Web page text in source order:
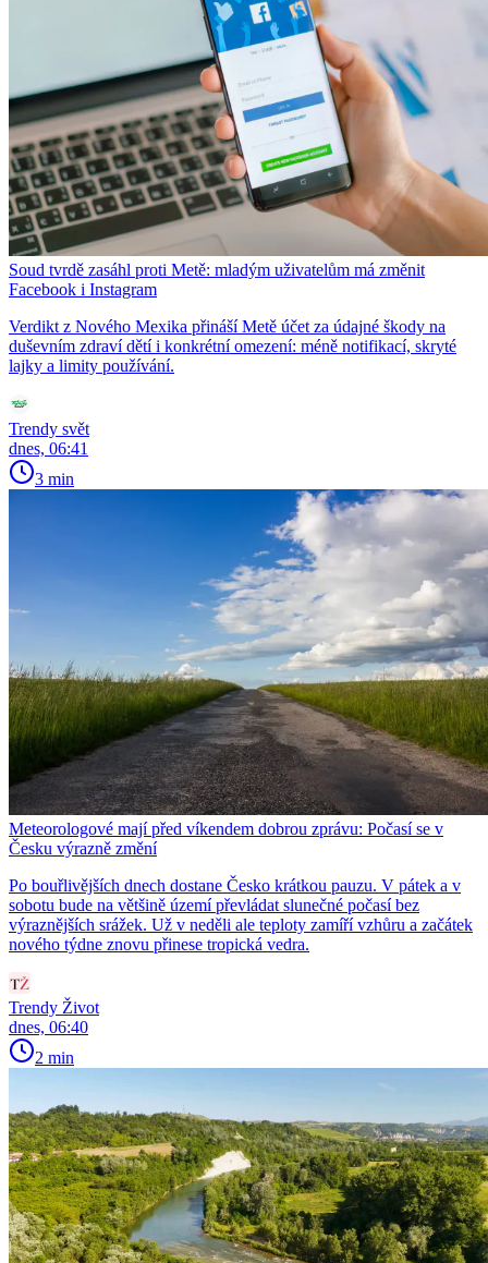
Soud tvrdě zasáhl proti Metě: mladým uživatelům má změnit
Facebook i Instagram
Verdikt z Nového Mexika přináší Metě účet za údajné škody na
duševním zdraví dětí i konkrétní omezení: méně notifikací, skryté
lajky a limity používání.
Trendy svět
dnes, 06:41
3 min
Meteorologové mají před víkendem dobrou zprávu: Počasí se v
Česku výrazně změní
Po bouřlivějších dnech dostane Česko krátkou pauzu. V pátek a v
sobotu bude na většině území převládat slunečné počasí bez
výraznějších srážek. Už v neděli ale teploty zamíří vzhůru a začátek
nového týdne znovu přinese tropická vedra.
Trendy Život
dnes, 06:40
2 min